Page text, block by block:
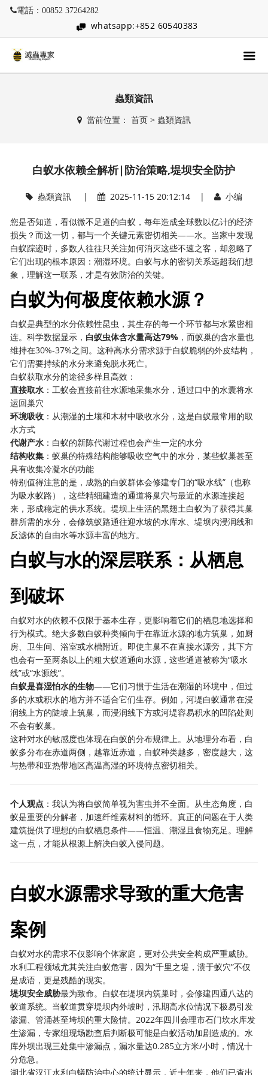
電話：00852 37264282
whatsapp:+852 60540383
蟲類資訊
當前位置： 首页> 蟲類資訊
白蚁水依赖全解析|防治策略,堤坝安全防护
蟲類資訊| 2025-11-15 20:12:14 | 小编
您是否知道，看似微不足道的白蚁，每年造成全球数以亿计的经济
损失？而这一切，都与一个关键元素密切相关——水。当家中发现
白蚁踪迹时，多数人往往只关注如何消灭这些不速之客，却忽略了
它们出现的根本原因：潮湿环境。白蚁与水的密切关系远超我们想
象，理解这一联系，才是有效防治的关键。
白蚁为何极度依赖水源？
白蚁是典型的水分依赖性昆虫，其生存的每一个环节都与水紧密相
连。科学数据显示， 白蚁虫体含水量高达79% ，而蚁巢的含水量也
维持在30%-37%之间。这种高水分需求源于白蚁脆弱的外皮结构，
它们需要持续的水分来避免脱水死亡。
白蚁获取水分的途径多样且高效：
直接取水 ：工蚁会直接前往水源地采集水分，通过口中的水囊将水
运回巢穴
环境吸收 ：从潮湿的土壤和木材中吸收水分，这是白蚁最常用的取
水方式
代谢产水 ：白蚁的新陈代谢过程也会产生一定的水分
结构收集 ：蚁巢的特殊结构能够吸收空气中的水分，某些蚁巢甚至
具有收集冷凝水的功能
特别值得注意的是，成熟的白蚁群体会修建专门的“吸水线”（也称
为吸水蚁路），这些精细建造的通道将巢穴与最近的水源连接起
来，形成稳定的供水系统。堤坝上生活的黑翅土白蚁为了获得其巢
群所需的水分，会修筑蚁路通往迎水坡的水库水、堤坝内浸润线和
反滤体的自由水等水源丰富的地方。
白蚁与水的深层联系：从栖息
到破坏
白蚁对水的依赖不仅限于基本生存，更影响着它们的栖息地选择和
行为模式。绝大多数白蚁种类倾向于在靠近水源的地方筑巢，如厨
房、卫生间、浴室或水槽附近。即使主巢不在直接水源旁，其下方
也会有一至两条以上的粗大蚁道通向水源，这些通道被称为“吸水
线”或“水源线”。
白蚁是喜湿怕水的生物——它们习惯于生活在潮湿的环境中，但过
多的水或积水的地方并不适合它们生存。例如，河堤白蚁通常在浸
润线上方的陡坡上筑巢，而浸润线下方或河堤容易积水的凹陷处则
不会有蚁巢。
这种对水的敏感度也体现在白蚁的分布规律上。从地理分布看，白
蚁多分布在赤道两侧，越靠近赤道，白蚁种类越多，密度越大，这
与热带和亚热带地区高温高湿的环境特点密切相关。
个人观点 ：我认为将白蚁简单视为害虫并不全面。从生态角度，白
蚁是重要的分解者，加速纤维素材料的循环。真正的问题在于人类
建筑提供了理想的白蚁栖息条件——恒温、潮湿且食物充足。理解
这一点，才能从根源上解决白蚁入侵问题。
白蚁水源需求导致的重大危害
案例
白蚁对水的需求不仅影响个体家庭，更对公共安全构成严重威胁。
水利工程领域尤其关注白蚁危害，因为“千里之堤，溃于蚁穴”不仅
是成语，更是残酷的现实。
堤坝安全威胁最为致命。白蚁在堤坝内筑巢时，会修建四通八达的
蚁道系统。当蚁道贯穿堤坝内外坡时，汛期高水位情况下极易引发
渗漏、管涌甚至垮坝的重大险情。2022年四川会理市石门坎水库发
生渗漏，专家组现场勘查后判断极可能是白蚁活动加剧造成的。水
库外坝出现三处集中渗漏点，漏水量达0.285立方米/小时，情况十
分危急。
湖北省汉江水利白蟻防治中心的统计显示，近十年来，他们已查出